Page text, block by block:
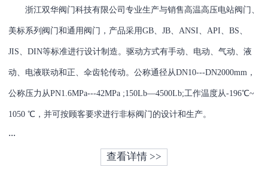
浙江双华阀门科技有限公司专业生产与销售高温高压电站阀门、
美标系列阀门和通用阀门，产品采用GB、JB、ANSI、API、BS、
JIS、DIN等标准进行设计制造。驱动方式有手动、电动、气动、液
动、电液联动和正、伞齿轮传动。公称通径从DN10---DN2000mm，
公称压力从PN1.6MPa---42MPa ;150Lb—4500Lb;工作温度从-196℃~
1050 ℃，并可按顾客要求进行非标阀门的设计和生产。
...
查看详情 >>